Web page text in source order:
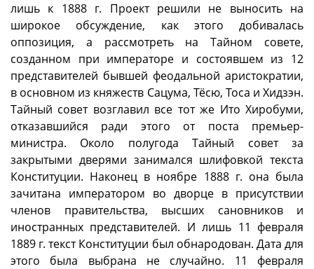
лишь к 1888 г. Проект решили не выносить на
широкое обсуждение, как этого добивалась
оппозиция, а рассмотреть на Тайном совете,
созданном при императоре и состоявшем из 12
представителей бывшей феодальной аристократии,
в основном из княжеств Сацума, Тёсю, Тоса и Хидзэн.
Тайный совет возглавил все тот же Ито Хиробуми,
отказавшийся ради этого от поста премьер-
министра. Около полугода Тайный совет за
закрытыми дверями занимался шлифовкой текста
Конституции. Наконец в ноябре 1888 г. она была
зачитана императором во дворце в присутствии
членов правительства, высших сановников и
иностранных представителей. И лишь 11 февраля
1889 г. текст Конституции был обнародован. Дата для
этого была выбрана не случайно. 11 февраля